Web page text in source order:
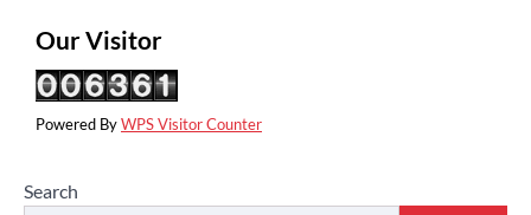
Our Visitor
Powered ByWPS Visitor Counter
Search